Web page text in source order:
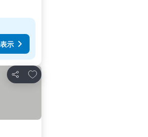
示
シェア
お気に入りに追加